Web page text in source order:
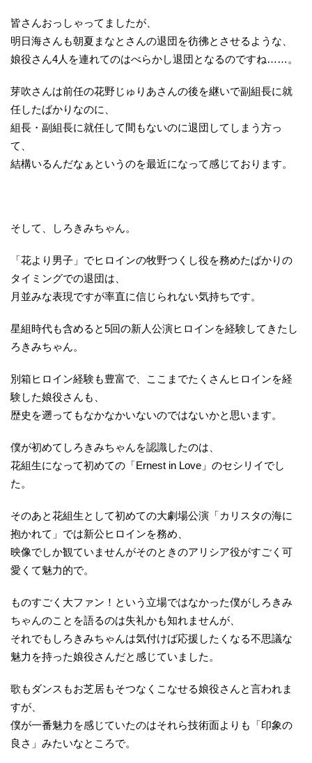
皆さんおっしゃってましたが、
明日海さんも朝夏まなとさんの退団を彷彿とさせるような、
娘役さん4人を連れてのはべらかし退団となるのですね……。
芽吹さんは前任の花野じゅりあさんの後を継いで副組長に就
任したばかりなのに、
組長・副組長に就任して間もないのに退団してしまう方っ
て、
結構いるんだなぁというのを最近になって感じております。
そして、しろきみちゃん。
「花より男子」でヒロインの牧野つくし役を務めたばかりの
タイミングでの退団は、
月並みな表現ですが率直に信じられない気持ちです。
星組時代も含めると5回の新人公演ヒロインを経験してきたし
ろきみちゃん。
別箱ヒロイン経験も豊富で、ここまでたくさんヒロインを経
験した娘役さんも、
歴史を遡ってもなかなかいないのではないかと思います。
僕が初めてしろきみちゃんを認識したのは、
花組生になって初めての「Ernest in Love」のセシリイでし
た。
そのあと花組生として初めての大劇場公演「カリスタの海に
抱かれて」では新公ヒロインを務め、
映像でしか観ていませんがそのときのアリシア役がすごく可
愛くて魅力的で。
ものすごく大ファン！という立場ではなかった僕がしろきみ
ちゃんのことを語るのは失礼かも知れませんが、
それでもしろきみちゃんは気付けば応援したくなる不思議な
魅力を持った娘役さんだと感じていました。
歌もダンスもお芝居もそつなくこなせる娘役さんと言われま
すが、
僕が一番魅力を感じていたのはそれら技術面よりも「印象の
良さ」みたいなところで。